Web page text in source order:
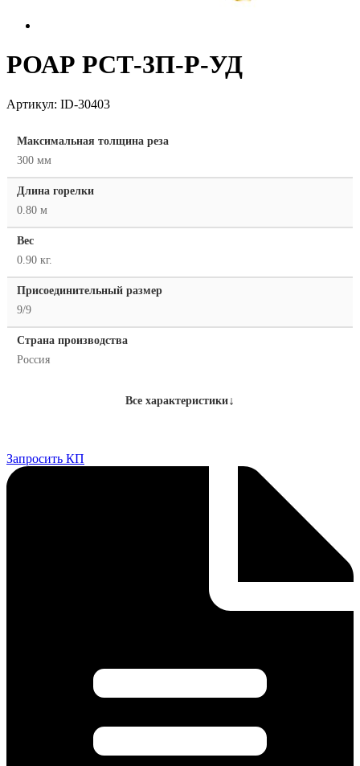
РОАР РСТ-3П-Р-УД
Артикул: ID-30403
Максимальная толщина реза
300 мм
Длина горелки
0.80 м
Вес
0.90 кг.
Присоединительный размер
9/9
Страна производства
Россия
Все характеристики↓
Запросить КП